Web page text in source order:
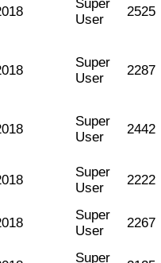
Super
User
2525
Super
User
2287
Super
User
2442
Super
User
2222
Super
User
2267
Super